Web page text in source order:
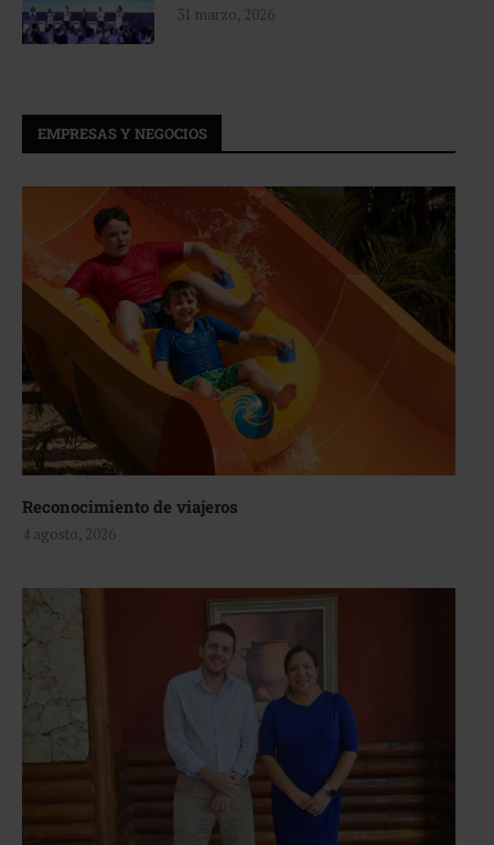
31 marzo, 2026
EMPRESAS Y NEGOCIOS
Reconocimiento de viajeros
4 agosto, 2026